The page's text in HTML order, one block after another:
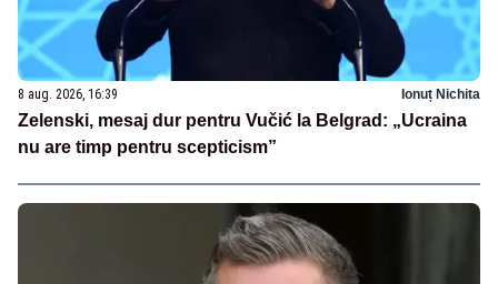
8 aug. 2026, 16:39 Ionuț Nichita
Zelenski, mesaj dur pentru Vučić la Belgrad: „Ucraina
nu are timp pentru scepticism”